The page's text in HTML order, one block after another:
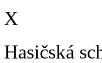
X
Hasičská